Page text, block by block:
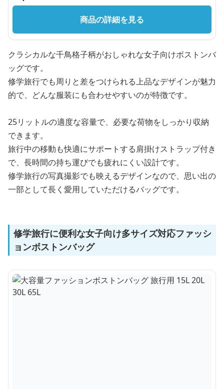
商品の詳細を見る
クラシカルな千鳥格子柄がおしゃれな女子向けボストンバ
ッグです。
修学旅行でも周りと差をつけられる上品なデザインが魅力
的で、どんな服装にも合わせやすいのが特徴です。
25リットルの適度な容量で、必要な荷物をしっかり収納
できます。
旅行中の移動も快適にサポートする肩掛けストラップ付き
で、長時間の持ち運びでも疲れにくい設計です。
修学旅行の写真撮影でも映えるデザインなので、思い出の
一部として長く愛用していただけるバッグです。
修学旅行に便利な女子向け多サイズ対応ファッシ
ョンボストンバッグ